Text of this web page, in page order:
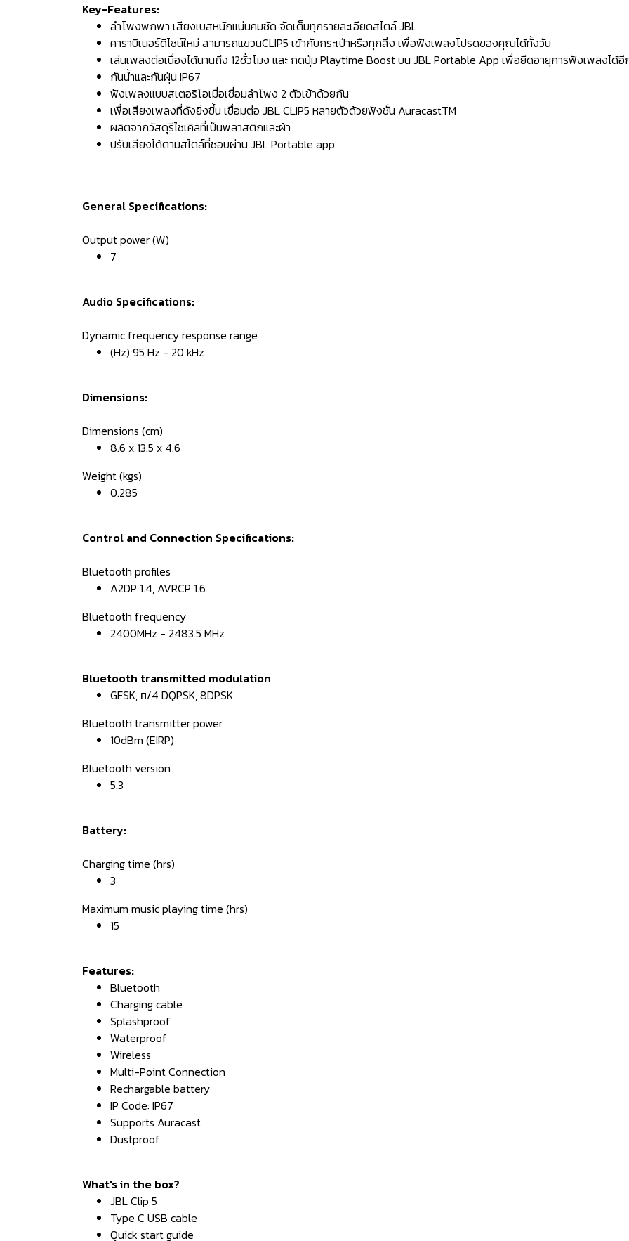
Key-Features:
ลำโพงพกพา เสียงเบสหนักแน่นคมชัด จัดเต็มทุกรายละเอียดสไตล์ JBL
คาราบิเนอร์ดีไซน์ใหม่ สามารถแขวนCLIP5 เข้ากับกระเป๋าหรือทุกสิ่ง เพื่อฟังเพลงโปรดของคุณได้ทั้งวัน
เล่นเพลงต่อเนื่องได้นานถึง 12ชั่วโมง และ กดปุ่ม Playtime Boost บน JBL Portable App เพื่อยืดอายุการฟังเพลงได้อี
กันน้ำและกันฝุ่น IP67
ฟังเพลงแบบสเตอริโอเมื่อเชื่อมลำโพง 2 ตัวเข้าด้วยกัน
เพื่อเสียงเพลงที่ดังยิ่งขึ้น เชื่อมต่อ JBL CLIP5 หลายตัวด้วยฟังชั่น AuracastTM
ผลิตจากวัสดุรีไซเคิลที่เป็นพลาสติกและผ้า
ปรับเสียงได้ตามสไตล์ที่ชอบผ่าน JBL Portable app
General Specifications:
Output power (W)
7
Audio Specifications:
Dynamic frequency response range
(Hz) 95 Hz - 20 kHz
Dimensions:
Dimensions (cm)
8.6 x 13.5 x 4.6
Weight (kgs)
0.285
Control and Connection Specifications:
Bluetooth profiles
A2DP 1.4, AVRCP 1.6
Bluetooth frequency
2400MHz - 2483.5 MHz
Bluetooth transmitted modulation
GFSK, π/4 DQPSK, 8DPSK
Bluetooth transmitter power
10dBm (EIRP)
Bluetooth version
5.3
Battery:
Charging time (hrs)
3
Maximum music playing time (hrs)
15
Features:
Bluetooth
Charging cable
Splashproof
Waterproof
Wireless
Multi-Point Connection
Rechargable battery
IP Code: IP67
Supports Auracast
Dustproof
What's in the box?
JBL Clip 5
Type C USB cable
Quick start guide